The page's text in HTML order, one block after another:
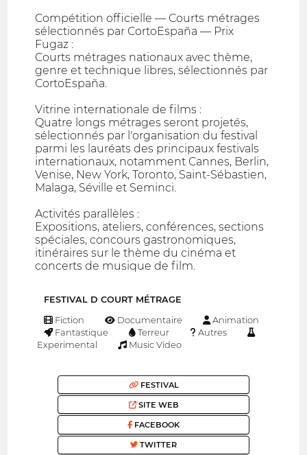
Compétition officielle — Courts métrages
sélectionnés par CortoEspaña — Prix
Fugaz :
Courts métrages nationaux avec thème,
genre et technique libres, sélectionnés par
CortoEspaña.
Vitrine internationale de films :
Quatre longs métrages seront projetés,
sélectionnés par l'organisation du festival
parmi les lauréats des principaux festivals
internationaux, notamment Cannes, Berlin,
Venise, New York, Toronto, Saint-Sébastien,
Malaga, Séville et Seminci.
Activités parallèles :
Expositions, ateliers, conférences, sections
spéciales, concours gastronomiques,
itinéraires sur le thème du cinéma et
concerts de musique de film.
FESTIVAL D COURT MÉTRAGE
Fiction Documentaire
Animation
Fantastique
Terreur
Autres
Experimental
Music Video
FESTIVAL
SITE WEB
FACEBOOK
TWITTER